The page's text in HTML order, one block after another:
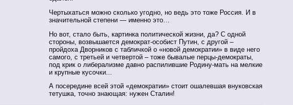
Чертыхаться можно сколько угодно, но ведь это тоже Россия. И в
значительной степени — именно это…
Но вот, стало быть, картинка политической жизни, да? С одной
стороны, возвышается демократ-особист Путин, с другой –
пройдоха Дворников с табличкой о «новой демократии» в виде него
самого, с третьей и четвертой – тоже бывалые перцы-демократы,
под крик о либерализме давно распилившие Родину-мать на мелкие
и крупные кусочки...
А посередине всей этой «демократии» стоит ошалевшая внуковская
тетушка, точно знающая: нужен Сталин!